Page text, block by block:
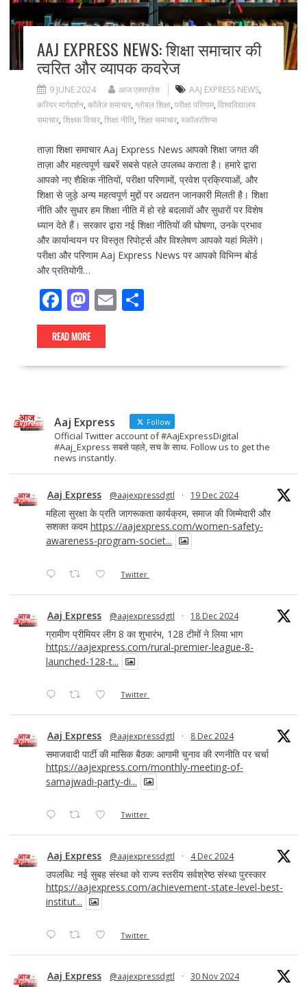
AAJ EXPRESS NEWS: शिक्षा समाचार की
त्वरित और व्यापक कवरेज
9 JUNE 2024 आज एक्सप्रेस AAJ EXPRESS NEWS,
करियर मार्गदर्शन, कॉलेज समाचार, ग्लोबल शिक्षा, परीक्षा परिणाम, विश्वविद्यालय
समाचार, शिक्षक विचार, शिक्षा नीति, शिक्षा समाचार, स्कॉलरशिप्स
ताज़ा शिक्षा समाचार Aaj Express News आपको शिक्षा जगत की
ताज़ा और महत्वपूर्ण खबरें सबसे पहले उपलब्ध कराता है। हमारे द्वारा
आपको नए शैक्षिक नीतियों, परीक्षा परिणामों, प्रवेश प्रक्रियाओं, और
शिक्षा से जुड़े अन्य महत्वपूर्ण मुद्दों पर अद्यतन जानकारी मिलती है। शिक्षा
नीति और सुधार हम शिक्षा नीति में हो रहे बदलावों और सुधारों पर विशेष
ध्यान देते हैं। सरकार द्वारा नई शिक्षा नीतियों की घोषणा, उनके प्रभाव
और कार्यान्वयन पर विस्तृत रिपोर्ट्स और विश्लेषण आपको यहां मिलेंगे।
परीक्षा और परिणाम Aaj Express News पर आपको विभिन्न बोर्ड
और प्रतियोगी…
F
ac
e
b
k
M
as
to
d
E
l
S
e
READ MORE
Aaj Express Follow
Official Twitter account of #AajExpressDigital
#Aaj_Express सबसे पहले, सच के साथ. Follow us to get the
news instantly.
Aaj Express @aajexpressdgtl · 19 Dec 2024
महिला सुरक्षा के प्रति जागरूकता कार्यक्रम, समाज की जिम्मेदारी और
सशक्त कदमhttps://aajexpress.com/women-safety-
awareness-program-societ...
Twitter
Aaj Express @aajexpressdgtl · 18 Dec 2024
ग्रामीण प्रीमियर लीग 8 का शुभारंभ, 128 टीमों ने लिया भाग
https://aajexpress.com/rural-premier-league-8-
launched-128-t...
Twitter
Aaj Express @aajexpressdgtl · 8 Dec 2024
समाजवादी पार्टी की मासिक बैठक: आगामी चुनाव की रणनीति पर चर्चा
https://aajexpress.com/monthly-meeting-of-
samajwadi-party-di...
Twitter
Aaj Express @aajexpressdgtl · 4 Dec 2024
उपलब्धि: नई सुबह संस्था को राज्य स्तरीय सर्वश्रेष्ठ संस्था पुरस्कार
https://aajexpress.com/achievement-state-level-best-
institut...
Twitter
Aaj Express @aajexpressdgtl · 30 Nov 2024